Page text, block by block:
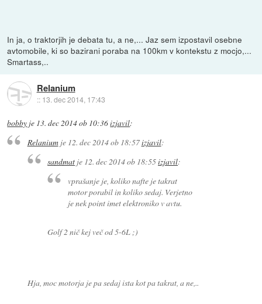
In ja, o traktorjih je debata tu, a ne,... Jaz sem izpostavil osebne
avtomobile, ki so bazirani poraba na 100km v kontekstu z mocjo,...
Smartass,..
Relanium
:: 13. dec 2014, 17:43
bobby je 13. dec 2014 ob 10:36izjavil:
Relaniumje 12. dec 2014 ob 18:57izjavil:
sandmat je 12. dec 2014 ob 18:55izjavil:
vprašanje je, koliko nafte je takrat
motor porabil in koliko sedaj. Verjetno
je nek point imet elektroniko v avtu.
Golf 2 nič kej več od 5-6L ;)
Hja, moc motorja je pa sedaj ista kot pa takrat, a ne,..